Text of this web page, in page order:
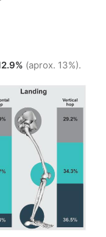
(aprox. 13%).